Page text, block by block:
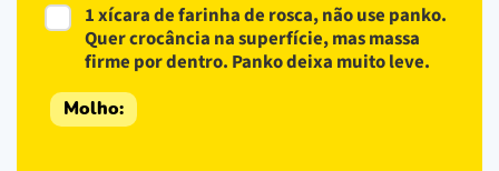
1 xícara de farinha de rosca, não use panko.
Quer crocância na superfície, mas massa
firme por dentro. Panko deixa muito leve.
Molho: